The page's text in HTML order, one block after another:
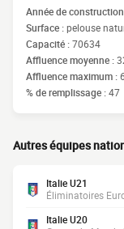
Année de
Surface :pelouse
Capacité :70634
Affluence moyenne :
Affluence maximum :
% de remplissage :47
Autres équipes
Italie U21
Éliminatoires
Italie U20